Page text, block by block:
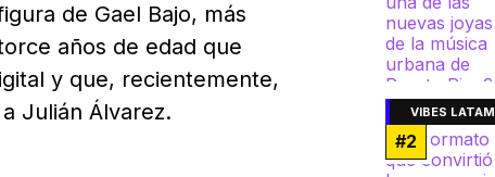
de Gael Bajo, más
años de edad que
y que, recientemente,
Julián Álvarez.
VIBES LATAM
#2